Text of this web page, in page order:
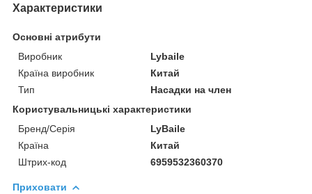
Характеристики
Основні атрибути
Виробник
Lybaile
Країна виробник
Китай
Тип
Насадки на член
Користувальницькі характеристики
Бренд/Серія
LyBaile
Країна
Китай
Штрих-код
6959532360370
Приховати